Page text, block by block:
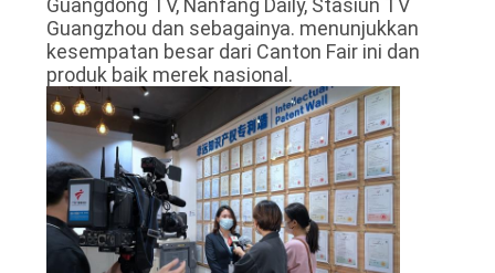
Guangdong TV, Nanfang Daily, Stasiun TV
Guangzhou dan sebagainya. menunjukkan
kesempatan besar dari Canton Fair ini dan
produk baik merek nasional.